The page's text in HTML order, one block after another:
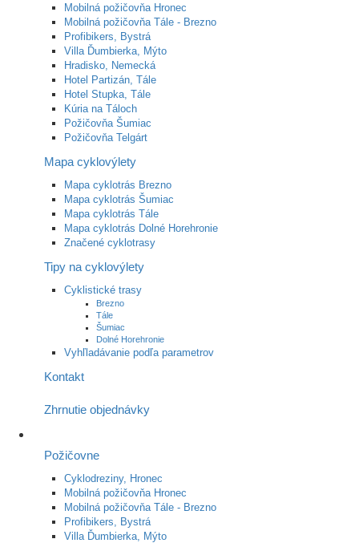
Mobilná požičovňa Hronec
Mobilná požičovňa Tále - Brezno
Profibikers, Bystrá
Villa Ďumbierka, Mýto
Hradisko, Nemecká
Hotel Partizán, Tále
Hotel Stupka, Tále
Kúria na Táloch
Požičovňa Šumiac
Požičovňa Telgárt
Mapa cyklovýlety
Mapa cyklotrás Brezno
Mapa cyklotrás Šumiac
Mapa cyklotrás Tále
Mapa cyklotrás Dolné Horehronie
Značené cyklotrasy
Tipy na cyklovýlety
Cyklistické trasy
Brezno
Tále
Šumiac
Dolné Horehronie
Vyhľladávanie podľa parametrov
Kontakt
Zhrnutie objednávky
Požičovne
Cyklodreziny, Hronec
Mobilná požičovňa Hronec
Mobilná požičovňa Tále - Brezno
Profibikers, Bystrá
Villa Ďumbierka, Mýto